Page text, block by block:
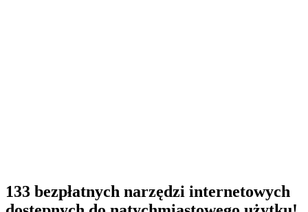
133 bezpłatnych narzędzi internetowych